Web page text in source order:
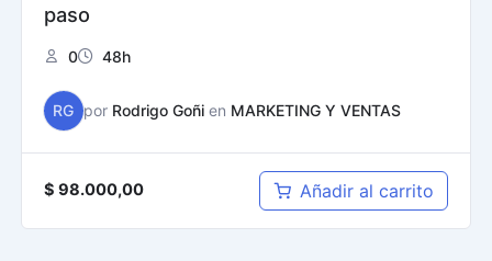
paso
0 48h
RG por Rodrigo Goñien MARKETING Y VENTAS
$ 98.000,00 Añadir al carrito